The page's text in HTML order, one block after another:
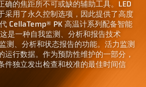
确的焦距所不可或缺的辅助工具。LED
采用了永久控制选项，因此提供了高度
CellaTemp® PK 高温计系列配备智能
是一种自我监测、分析和报告技术
测、分析和状态报告的功能。活力监测
运行数据。作为预防性维护的一部分，
件独立发出检查和校准的最佳时间信